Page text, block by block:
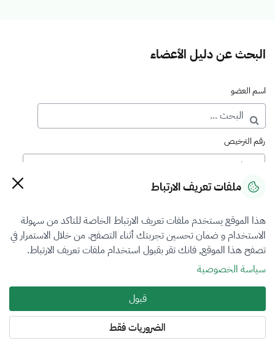
البحث عن دليل الأعضاء
اسم العضو
رقم الترخيص
رقم العضوية
فرع التقييم
اختر
نوع العضوية
منتسب
المنطقة
ملفات تعريف الارتباط
هذا الموقع يستخدم ملفات تعريف الارتباط الخاصة للتاكد من سهولة
الاستخدام و ضمان تحسين تجربتك أثناء التصفح. من خلال الاستمرار في
تصفح هذا الموقع, فانك تقر بقبول استخدام ملفات تعريف الارتباط.
سياسة الخصوصية
قبول
الضروريات فقط